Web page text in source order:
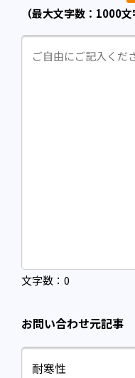
（最大文字数： 1000文
文字数： 0
お問い合わせ元記事